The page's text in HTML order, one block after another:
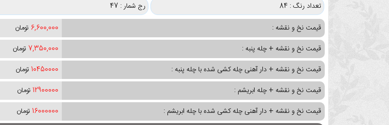
تعداد رنگ : 84
رج شمار : 47
قیمت نخ و نقشه :
6,600,000 تومان
قیمت نخ و نقشه + چله پنبه :
7,350,000 تومان
قیمت نخ و نقشه + دار آهنی چله کشی شده با چله پنبه :
10450000 تومان
قیمت نخ و نقشه + چله ابریشم :
12900000 تومان
قیمت نخ و نقشه + دار آهنی چله کشی شده با چله ابریشم :
16000000 تومان